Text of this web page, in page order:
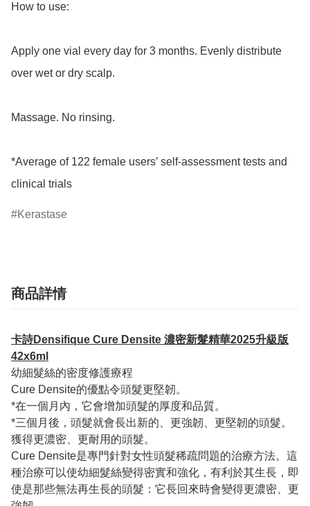
How to use:
Apply one vial every day for 3 months. Evenly distribute
over wet or dry scalp.
Massage. No rinsing.
*Average of 122 female users’ self-assessment tests and
clinical trials
Kerastase
商品詳情
卡詩Densifique Cure Densite 濃密新髮精華2025升級版
42x6ml
幼細髮絲的密度修護療程
Cure Densite的優點令頭髮更堅韌。
*在一個月內，它會增加頭髮的厚度和品質。
*三個月後，頭髮就會長出新的、更強韌、更堅韌的頭髮。
獲得更濃密、更耐用的頭髮。
Cure Densite是專門針對女性頭髮稀疏問題的治療方法。這
種治療可以使幼細髮絲變得密實和強化，有利於其生長，即
使是那些無法再生長的頭髮：它長回來時會變得更濃密、更